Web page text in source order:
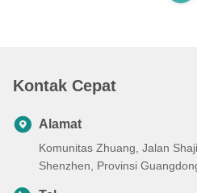
Kontak Cepat
Alamat
Komunitas Zhuang, Jalan
Shenzhen, Provinsi